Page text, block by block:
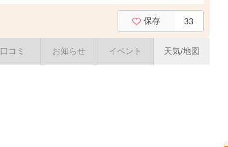
保存 33
口コミ お知らせ イベント 天気/地図